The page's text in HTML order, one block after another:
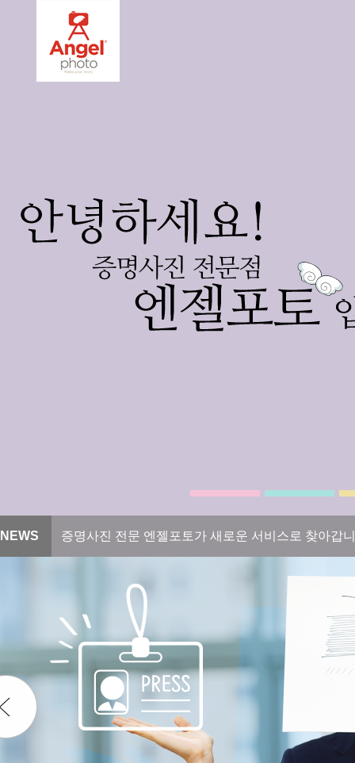
NEWS 증명사진 전문 엔젤포토가 새로운 서비스로 찾아갑